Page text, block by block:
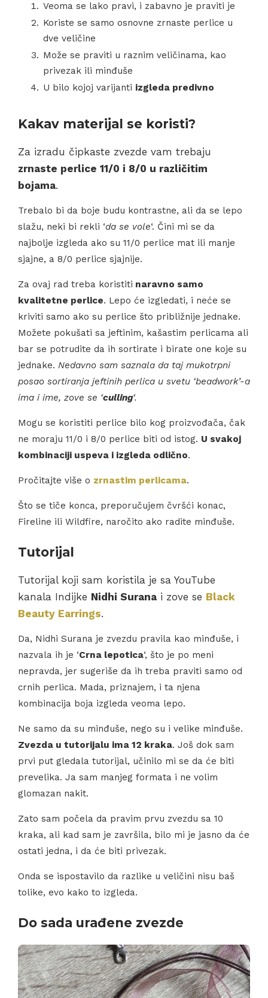
Veoma se lako pravi, i zabavno je praviti je
Koriste se samo osnovne zrnaste perlice u
dve veličine
Može se praviti u raznim veličinama, kao
privezak ili minđuše
U bilo kojoj varijanti izgleda predivno
Kakav materijal se koristi?
Za izradu čipkaste zvezde vam trebaju
zrnaste perlice 11/0 i 8/0 u različitim
bojama.
Trebalo bi da boje budu kontrastne, ali da se lepo
slažu, neki bi rekli ‘da se vole‘. Čini mi se da
najbolje izgleda ako su 11/0 perlice mat ili manje
sjajne, a 8/0 perlice sjajnije.
Za ovaj rad treba koristiti naravno samo
kvalitetne perlice. Lepo će izgledati, i neće se
kriviti samo ako su perlice što približnije jednake.
Možete pokušati sa jeftinim, kašastim perlicama ali
bar se potrudite da ih sortirate i birate one koje su
jednake. Nedavno sam saznala da taj mukotrpni
posao sortiranja jeftinih perlica u svetu ‘beadwork’-a
ima i ime, zove se ‘culling‘.
Mogu se koristiti perlice bilo kog proizvođača, čak
ne moraju 11/0 i 8/0 perlice biti od istog. U svakoj
kombinaciji uspeva i izgleda odlično.
Pročitajte više o zrnastim perlicama.
Što se tiče konca, preporučujem čvršći konac,
Fireline ili Wildfire, naročito ako radite minđuše.
Tutorijal
Tutorijal koji sam koristila je sa YouTube
kanala Indijke Nidhi Surana i zove se Black
Beauty Earrings.
Da, Nidhi Surana je zvezdu pravila kao minđuše, i
nazvala ih je ‘Crna lepotica‘, što je po meni
nepravda, jer sugeriše da ih treba praviti samo od
crnih perlica. Mada, priznajem, i ta njena
kombinacija boja izgleda veoma lepo.
Ne samo da su minđuše, nego su i velike minđuše.
Zvezda u tutorijalu ima 12 kraka. Još dok sam
prvi put gledala tutorijal, učinilo mi se da će biti
prevelika. Ja sam manjeg formata i ne volim
glomazan nakit.
Zato sam počela da pravim prvu zvezdu sa 10
kraka, ali kad sam je završila, bilo mi je jasno da će
ostati jedna, i da će biti privezak.
Onda se ispostavilo da razlike u veličini nisu baš
tolike, evo kako to izgleda.
Do sada urađene zvezde